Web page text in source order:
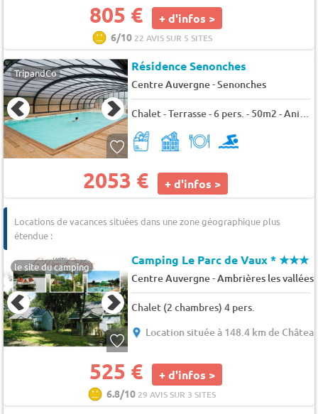
805 € + d'infos >
6/10 22 AVIS SUR 5 SITES
TripandCo Résidence Senonches
Centre Auvergne-Senonches
Chalet - Terrasse - 6 pers. - 50m2 - Animaux admis
2053 € + d'infos >
Locations de vacances situées dans une zone géographique plus
étendue :
le site du camping Camping Le Parc de Vaux *★★★
Centre Auvergne-Ambrières les vallées
Chalet (2 chambres) 4 pers.
Location située à 148.4 km de
525 € + d'infos >
6.8/10 29 AVIS SUR 3 SITES